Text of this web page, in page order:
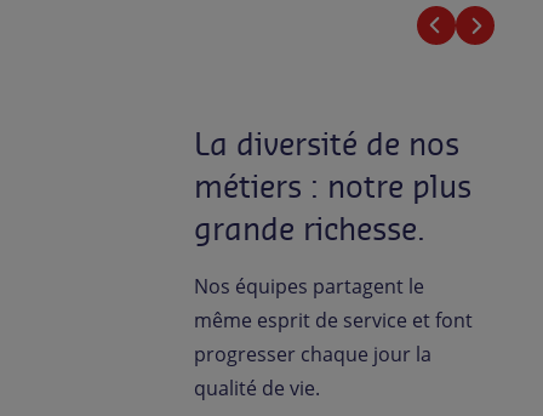
La diversité de nos
métiers : notre plus
grande richesse.
Nos équipes partagent le
même esprit de service et font
progresser chaque jour la
qualité de vie.